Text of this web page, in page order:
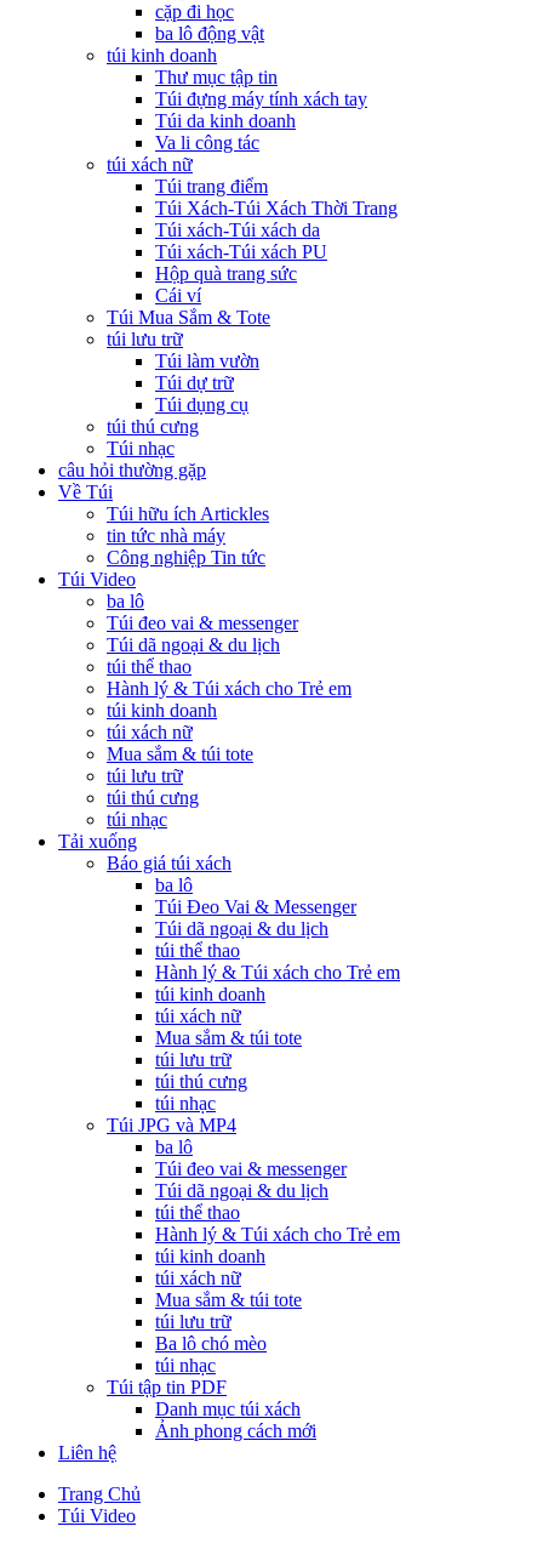
cặp đi học
ba lô động vật
túi kinh doanh
Thư mục tập tin
Túi đựng máy tính xách tay
Túi da kinh doanh
Va li công tác
túi xách nữ
Túi trang điểm
Túi Xách-Túi Xách Thời Trang
Túi xách-Túi xách da
Túi xách-Túi xách PU
Hộp quà trang sức
Cái ví
Túi Mua Sắm & Tote
túi lưu trữ
Túi làm vườn
Túi dự trữ
Túi dụng cụ
túi thú cưng
Túi nhạc
câu hỏi thường gặp
Về Túi
Túi hữu ích Artickles
tin tức nhà máy
Công nghiệp Tin tức
Túi Video
ba lô
Túi đeo vai & messenger
Túi dã ngoại & du lịch
túi thể thao
Hành lý & Túi xách cho Trẻ em
túi kinh doanh
túi xách nữ
Mua sắm & túi tote
túi lưu trữ
túi thú cưng
túi nhạc
Tải xuống
Báo giá túi xách
ba lô
Túi Đeo Vai & Messenger
Túi dã ngoại & du lịch
túi thể thao
Hành lý & Túi xách cho Trẻ em
túi kinh doanh
túi xách nữ
Mua sắm & túi tote
túi lưu trữ
túi thú cưng
túi nhạc
Túi JPG và MP4
ba lô
Túi đeo vai & messenger
Túi dã ngoại & du lịch
túi thể thao
Hành lý & Túi xách cho Trẻ em
túi kinh doanh
túi xách nữ
Mua sắm & túi tote
túi lưu trữ
Ba lô chó mèo
túi nhạc
Túi tập tin PDF
Danh mục túi xách
Ảnh phong cách mới
Liên hệ
Trang Chủ
Túi Video